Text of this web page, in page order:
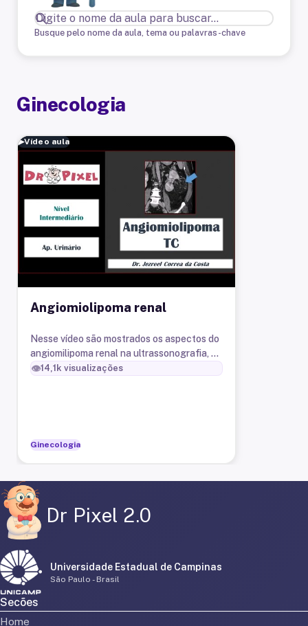
Busque pelo nome da aula, tema ou palavras-chave
Ginecologia
▶Vídeo aula
Angiomiolipoma renal
Nesse vídeo são mostrados os aspectos do
angiomilipoma renal na ultrassonografia, na
tomografia computadorizada e na
👁️14,1k visualizações
Ginecologia
Dr Pixel 2.0
Universidade Estadual de Campinas
São Paulo - Brasil
Secões
Home